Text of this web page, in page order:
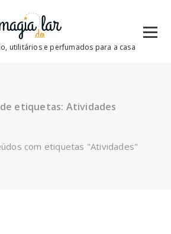
utilitários e perfumados para a casa
etiquetas: Atividades
com etiquetas "Atividades"